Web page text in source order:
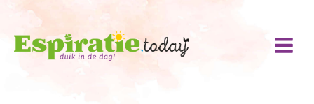
Doorgaan
inhoud